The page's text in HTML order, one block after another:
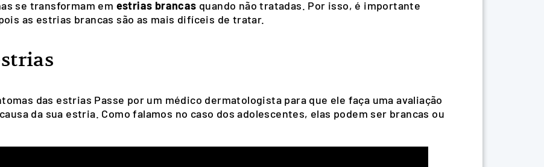
se transformam em estrias brancas quando não tratadas. Por isso, é importante
as estrias brancas são as mais difíceis de tratar.
das estrias Passe por um médico dermatologista para que ele faça uma avaliação
da sua estria. Como falamos no caso dos adolescentes, elas podem ser brancas ou